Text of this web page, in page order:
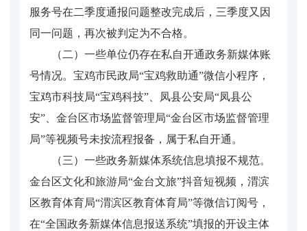
服务号在二季度通报问题整改完成后，三季度又因
同一问题，再次被判定为不合格。
（二）一些单位仍存在私自开通政务新媒体账
号情况。宝鸡市民政局“宝鸡救助通”微信小程序，
宝鸡市科技局“宝鸡科技”、凤县公安局“凤县公
安”、金台区市场监督管理局“金台区市场监督管理
局”等视频号未按流程报备，属于私自开通。
（三）一些政务新媒体系统信息填报不规范。
金台区文化和旅游局“金台文旅”抖音短视频，渭滨
区教育体育局“渭滨区教育体育局”等微信订阅号，
在“全国政务新媒体信息报送系统”填报的开设主体